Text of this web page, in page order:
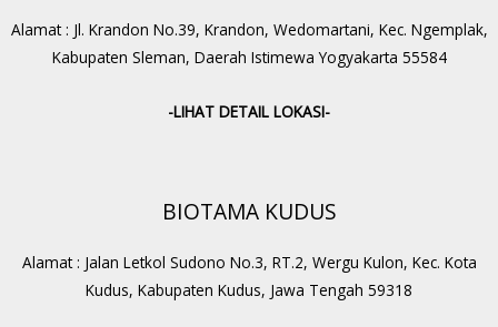
Alamat : Jl. Krandon No.39, Krandon, Wedomartani, Kec. Ngemplak,
Kabupaten Sleman, Daerah Istimewa Yogyakarta 55584
-LIHAT DETAIL LOKASI-
BIOTAMA KUDUS
Alamat : Jalan Letkol Sudono No.3, RT.2, Wergu Kulon, Kec. Kota
Kudus, Kabupaten Kudus, Jawa Tengah 59318